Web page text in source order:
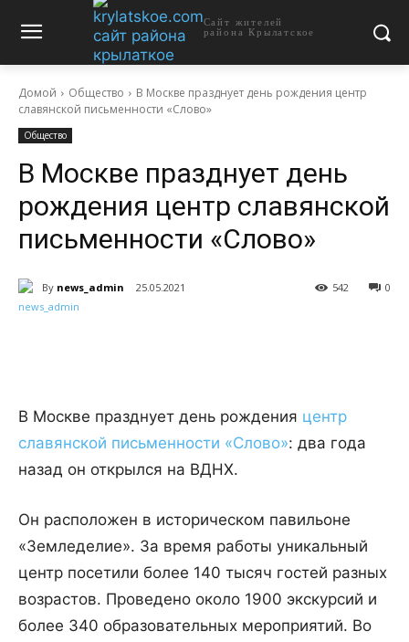
Сайт жителей
района Крылатское
Домой Общество
В Москве празднует день рождения центр
славянской письменности «Слово»
Общество
В Москве празднует день
рождения центр славянской
письменности «Слово»
By news_admin 25.05.2021 0
542
В Москве празднует день рождения центр
славянской письменности «Слово»: два года
назад он открылся на ВДНХ.
Он расположен в историческом павильоне
«Земледелие». За время работы уникальный
центр посетили более 140 тысяч гостей разных
возрастов. Проведено около 1900 экскурсий и
более 340 образовательных мероприятий. Во